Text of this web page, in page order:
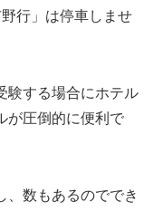
行」は停車しませ
験する場合にホテル
が圧倒的に便利で
、数もあるのででき